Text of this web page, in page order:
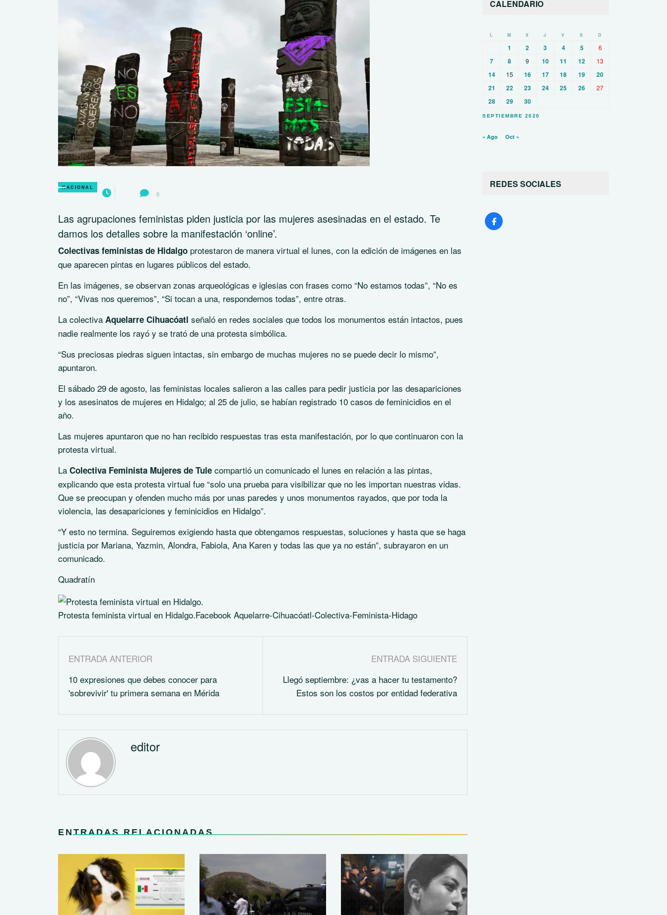
NACIONAL
0
Las agrupaciones feministas piden justicia por las mujeres asesinadas en el estado. Te
damos los detalles sobre la manifestación ‘online’.
Colectivas feministas de Hidalgo protestaron de manera virtual el lunes, con la edición de imágenes en las
que aparecen pintas en lugares públicos del estado.
En las imágenes, se observan zonas arqueológicas e iglesias con frases como “No estamos todas”, “No es
no”, “Vivas nos queremos”, “Si tocan a una, respondemos todas”, entre otras.
La colectiva Aquelarre Cihuacóatl señaló en redes sociales que todos los monumentos están intactos, pues
nadie realmente los rayó y se trató de una protesta simbólica.
“Sus preciosas piedras siguen intactas, sin embargo de muchas mujeres no se puede decir lo mismo”,
apuntaron.
El sábado 29 de agosto, las feministas locales salieron a las calles para pedir justicia por las desapariciones
y los asesinatos de mujeres en Hidalgo; al 25 de julio, se habían registrado 10 casos de feminicidios en el
año.
Las mujeres apuntaron que no han recibido respuestas tras esta manifestación, por lo que continuaron con la
protesta virtual.
La Colectiva Feminista Mujeres de Tule compartió un comunicado el lunes en relación a las pintas,
explicando que esta protesta virtual fue “solo una prueba para visibilizar que no les importan nuestras vidas.
Que se preocupan y ofenden mucho más por unas paredes y unos monumentos rayados, que por toda la
violencia, las desapariciones y feminicidios en Hidalgo”.
“Y esto no termina. Seguiremos exigiendo hasta que obtengamos respuestas, soluciones y hasta que se haga
justicia por Mariana, Yazmin, Alondra, Fabiola, Ana Karen y todas las que ya no están”, subrayaron en un
comunicado.
Quadratín
Protesta feminista virtual en Hidalgo.Facebook Aquelarre-Cihuacóatl-Colectiva-Feminista-Hidago
ENTRADA ANTERIOR
10 expresiones que debes conocer para
'sobrevivir' tu primera semana en Mérida
ENTRADA SIGUIENTE
Llegó septiembre: ¿vas a hacer tu testamento?
Estos son los costos por entidad federativa
editor
ENTRADAS RELACIONADAS
CALENDARIO
SEPTIEMBRE 2020
L M X J V S D
1 2 3 4 5 6
7 8 9 10 11 12 13
14 15 16 17 18 19
20
21
22 23 24 25 26 27
28 29 30
« Ago Oct »
REDES SOCIALES